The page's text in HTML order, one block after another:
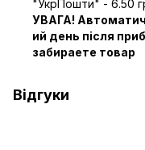
"УкрПошти" - 6.50
УВАГА!
ий день після
забираете товар
Відгуки